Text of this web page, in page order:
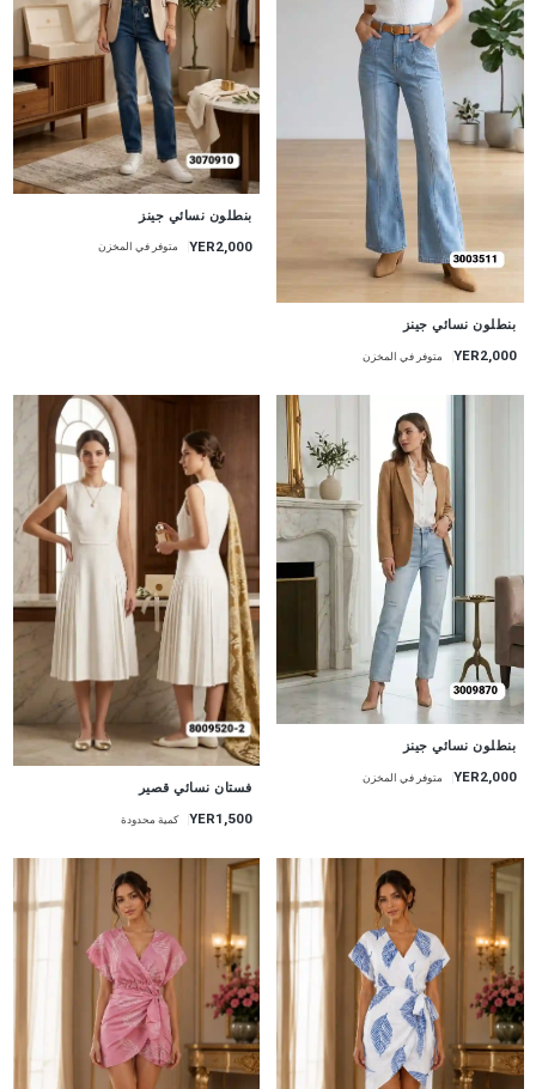
بنطلون نسائي جينز
YER2,000 متوفر في المخزن
بنطلون نسائي جينز
YER2,000 متوفر في المخزن
جديد
بنطلون نسائي جينز
YER2,000 متوفر في المخزن
فستان نسائي قصير
YER1,500 كمية محدودة